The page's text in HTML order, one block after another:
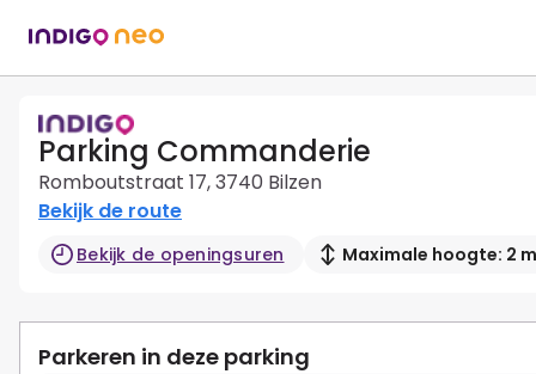
Parking Commanderie
Romboutstraat 17, 3740 Bilzen
Bekijk de route
Bekijk de openingsuren Maximale hoogte: 2 m
Parkeren in deze parking